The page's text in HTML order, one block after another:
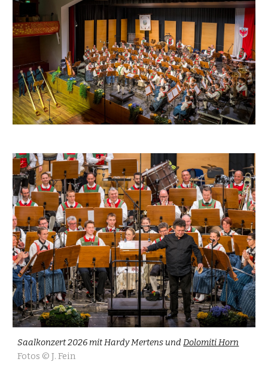
Saalkonzert 2026 mit Hardy Mertens undDolomiti Horn
Fotos © J. Fein